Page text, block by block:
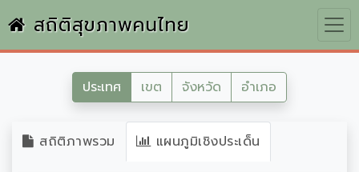
สถิติสุขภาพคนไทย
ประเทศ เขต จังหวัด อำเภอ
สถิติภาพรวม แผนภูมิเชิงประเด็น